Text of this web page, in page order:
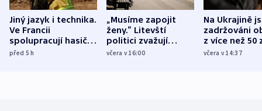
Jiný jazyk i technika.
Ve Francii
spolupracují hasiči z
různých zemí
před 5h
„Musíme zapojit
ženy.“ Litevští
politici zvažují
dohodu o
včera v 16:00
Na Ukrajině
zadržováni
z více než 50
Bojovali na
včera v 14:37